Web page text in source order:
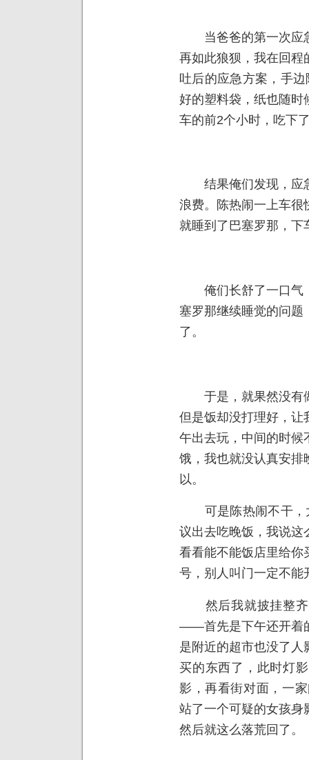
当爸爸的第一次应
再如此狼狈，我在回程
吐后的应急方案，手
好的塑料袋，纸也随时
车的前2个小时，吃下
结果俺们发现，应
浪费。陈热闹一上车很
就睡到了巴塞罗那，下
俺们长舒了一口气
塞罗那继续睡觉的问题
了。
于是，就果然没有
但是饭却没打理好，让
午出去玩，中间的时候
饿，我也就没认真安排
以。
可是 陈热闹不干
议出去吃晚饭，我说这
看看能不能饭店里给你
号，别人叫门一定不能
然后我就披挂整齐
——首先是下午还开着
是附近的超市也没了
买的东西了，此时灯
影，再看街对面，一
站了一个可疑的女孩身
然后就这么落荒回了。